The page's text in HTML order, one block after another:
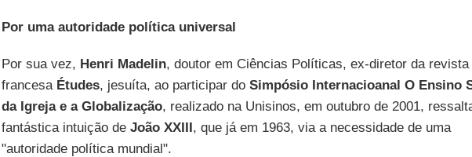
Por uma autoridade política universal
Por sua vez, Henri Madelin, doutor em Ciências Políticas, ex-diretor da revista
francesa Études, jesuíta, ao participar do Simpósio Internacioanal O Ensino
da Igreja e a Globalização, realizado na Unisinos, em outubro de 2001,
fantástica intuição de João XXIII, que já em 1963, via a necessidade de uma
"autoridade política mundial".